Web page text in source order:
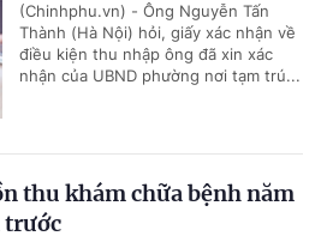
(Chinhphu.vn) - Ông Nguyễn Tấn
Thành (Hà Nội) hỏi, giấy xác nhận về
điều kiện thu nhập ông đã xin xác
nhận của UBND phường nơi tạm trú...
thu khám chữa bệnh năm
trước